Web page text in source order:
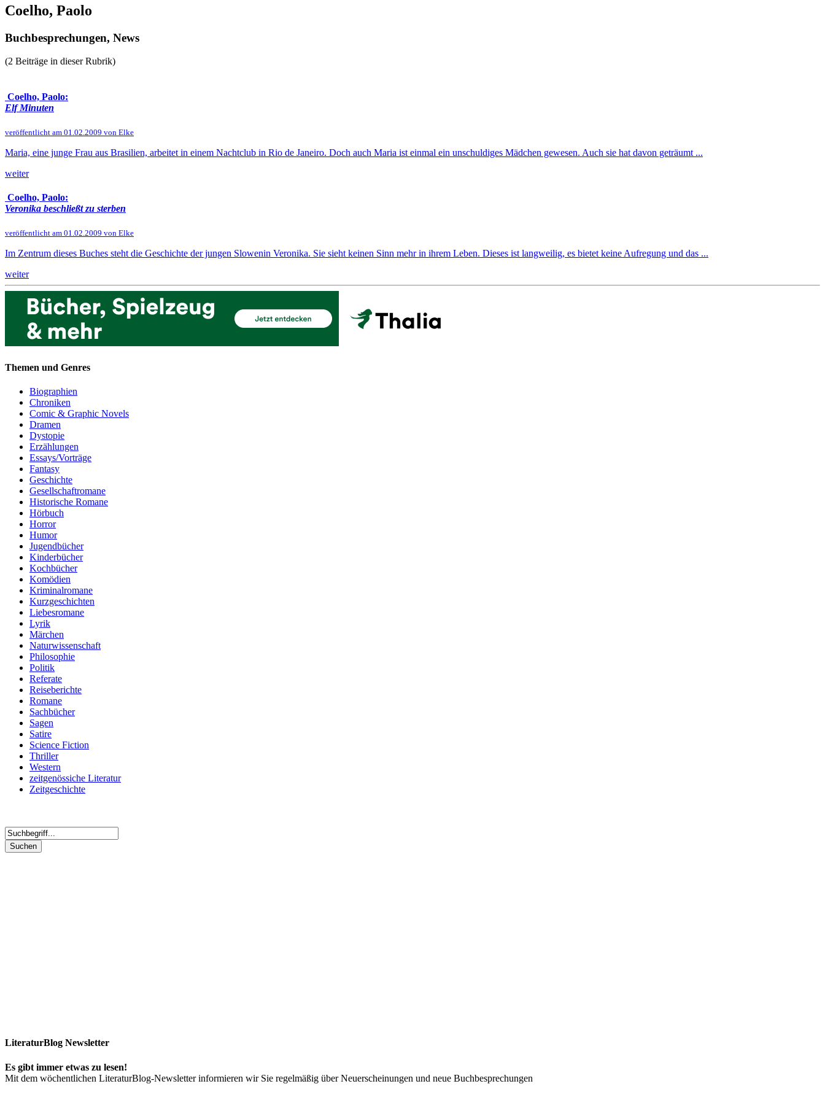
Coelho, Paolo
Buchbesprechungen, News
(2 Beiträge in dieser Rubrik)
Coelho, Paolo:
Elf Minuten
veröffentlicht am 01.02.2009 von Elke
Maria, eine junge Frau aus Brasilien, arbeitet in einem Nachtclub in Rio de Janeiro. Doch auch Maria ist einmal ein unschuldiges Mädchen gewesen. Auch sie hat davon geträumt ...
weiter
Coelho, Paolo:
Veronika beschließt zu sterben
veröffentlicht am 01.02.2009 von Elke
Im Zentrum dieses Buches steht die Geschichte der jungen Slowenin Veronika. Sie sieht keinen Sinn mehr in ihrem Leben. Dieses ist langweilig, es bietet keine Aufregung und das ...
weiter
Themen und Genres
Biographien
Chroniken
Comic & Graphic Novels
Dramen
Dystopie
Erzählungen
Essays/Vorträge
Fantasy
Geschichte
Gesellschaftromane
Historische Romane
Hörbuch
Horror
Humor
Jugendbücher
Kinderbücher
Kochbücher
Komödien
Kriminalromane
Kurzgeschichten
Liebesromane
Lyrik
Märchen
Naturwissenschaft
Philosophie
Politik
Referate
Reiseberichte
Romane
Sachbücher
Sagen
Satire
Science Fiction
Thriller
Western
zeitgenössiche Literatur
Zeitgeschichte
LiteraturBlog Newsletter
Es gibt immer etwas zu lesen!
Mit dem wöchentlichen LiteraturBlog-Newsletter informieren wir Sie regelmäßig über Neuerscheinungen und neue Buchbesprechungen